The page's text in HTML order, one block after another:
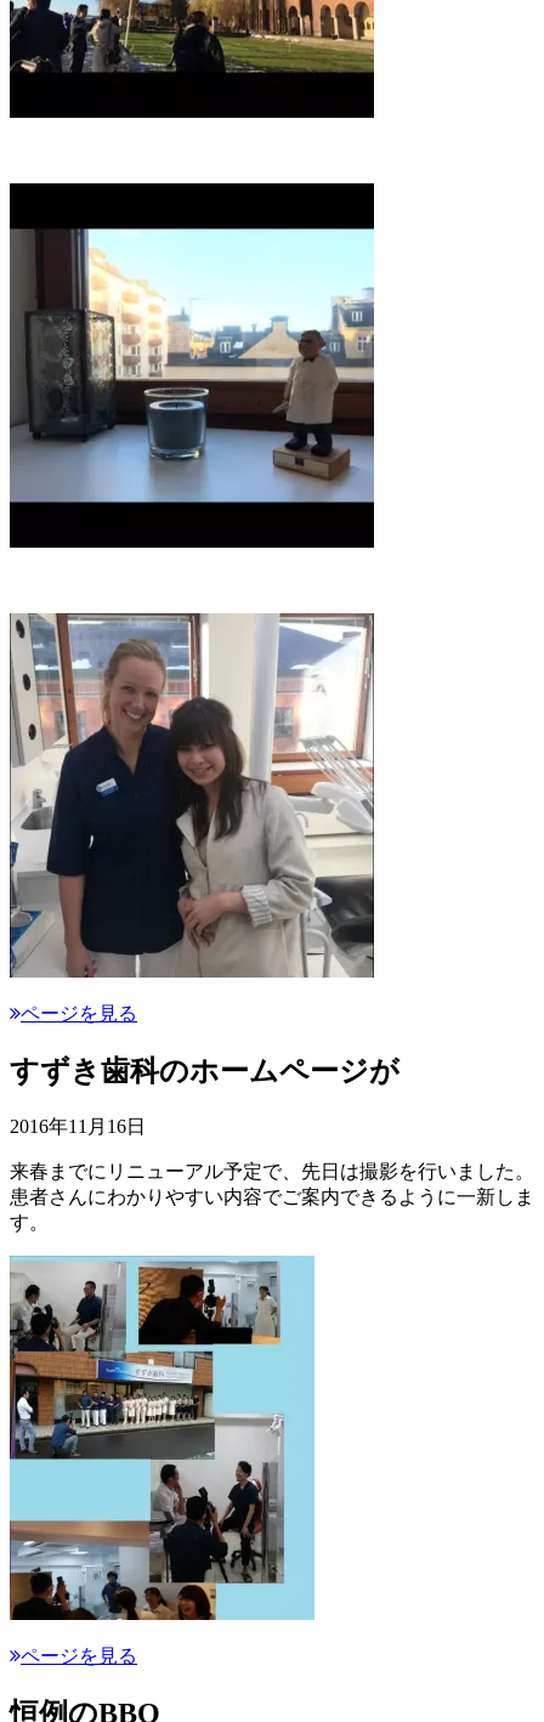
ページを見る
すずき歯科のホームページが
2016年11月16日
来春までにリニューアル予定で、先日は撮影を行いました。
患者さんにわかりやすい内容でご案内できるように一新しま
す。
ページを見る
恒例のBBQ